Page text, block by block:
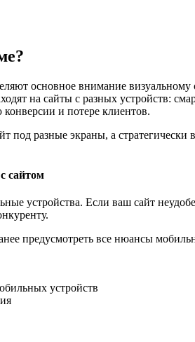
основное внимание
на сайты с разных устройств:
и потере клиентов.
разные экраны, а
сайтом
устройства. Если ваш сайт
предусмотреть все нюансы
устройств